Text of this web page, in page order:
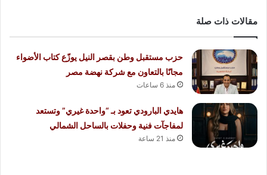
مقالات ذات صلة
حزب مستقبل وطن بقصر النيل يوزّع كتاب الأضواء
مجانًا بالتعاون مع شركة نهضة مصر
منذ 6 ساعات
هايدي البارودي تعود بـ “واحدة غيري” وتستعد
لمفاجآت فنية وحفلات بالساحل الشمالي
منذ 21 ساعة